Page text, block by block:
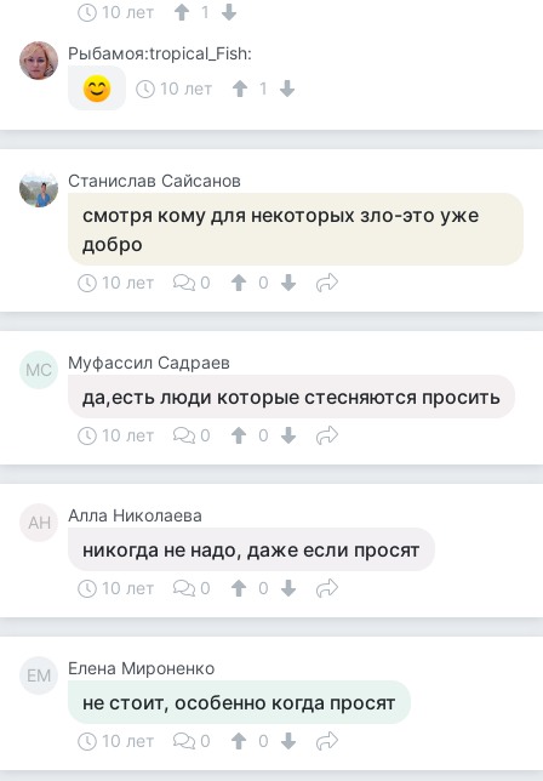
10 лет
1
Рыбамоя:tropical_Fish:
10 лет
1
Станислав Сайсанов
смотря кому для некоторых зло-это уже
добро
10 лет 0 0
МС Муфассил Садраев
да,есть люди которые стесняются просить
10 лет 0 0
АН Алла Николаева
никогда не надо, даже если просят
10 лет 0 0
ЕМ Елена Мироненко
не стоит, особенно когда просят
10 лет 0 0